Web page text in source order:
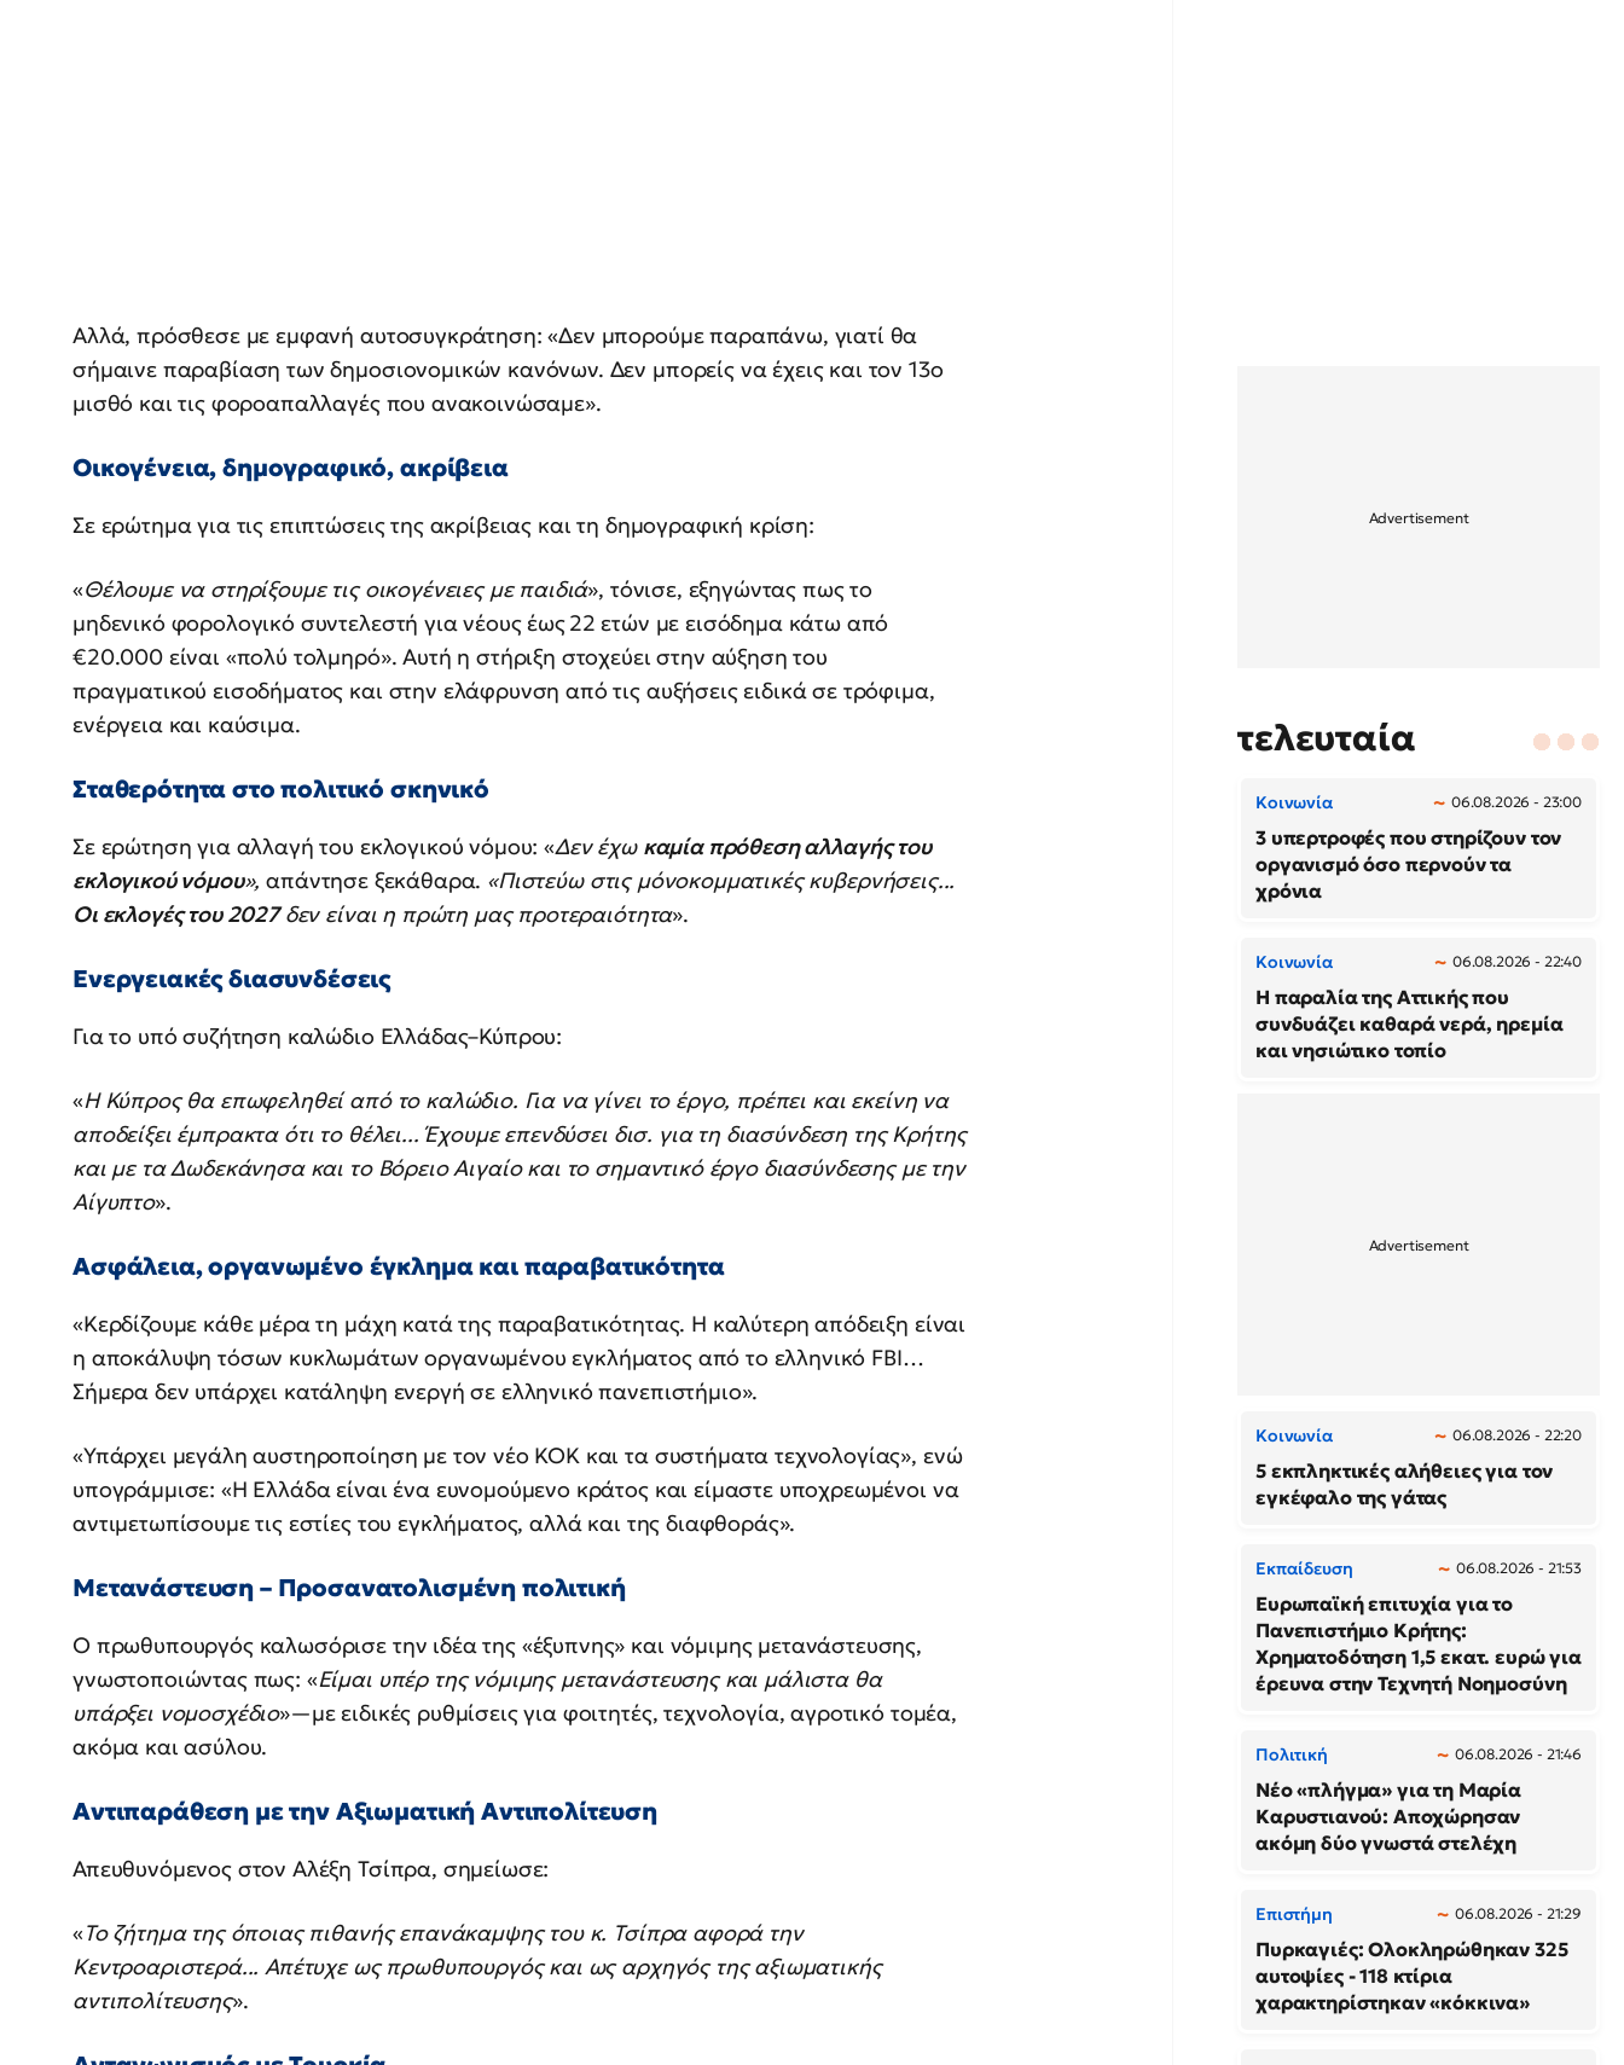
Αλλά, πρόσθεσε με εμφανή αυτοσυγκράτηση: «Δεν μπορούμε παραπάνω, γιατί θα
σήμαινε παραβίαση των δημοσιονομικών κανόνων. Δεν μπορείς να έχεις και τον 13ο
μισθό και τις φοροαπαλλαγές που ανακοινώσαμε».
Οικογένεια, δημογραφικό, ακρίβεια
Σε ερώτημα για τις επιπτώσεις της ακρίβειας και τη δημογραφική κρίση:
«Θέλουμε να στηρίξουμε τις οικογένειες με παιδιά», τόνισε, εξηγώντας πως το
μηδενικό φορολογικό συντελεστή για νέους έως 22 ετών με εισόδημα κάτω από
€20.000 είναι «πολύ τολμηρό». Αυτή η στήριξη στοχεύει στην αύξηση του
πραγματικού εισοδήματος και στην ελάφρυνση από τις αυξήσεις ειδικά σε τρόφιμα,
ενέργεια και καύσιμα.
Σταθερότητα στο πολιτικό σκηνικό
Σε ερώτηση για αλλαγή του εκλογικού νόμου: «Δεν έχω καμία πρόθεση αλλαγής του
εκλογικού νόμου»,απάντησε ξεκάθαρα. «Πιστεύω στις μόνοκομματικές κυβερνήσεις...
Οι εκλογές του 2027δεν είναι η πρώτη μας προτεραιότητα».
Ενεργειακές διασυνδέσεις
Για το υπό συζήτηση καλώδιο Ελλάδας–Κύπρου:
«Η Κύπρος θα επωφεληθεί από το καλώδιο. Για να γίνει το έργο, πρέπει και εκείνη να
αποδείξει έμπρακτα ότι το θέλει... Έχουμε επενδύσει δισ. για τη διασύνδεση της Κρήτης
και με τα Δωδεκάνησα και το Βόρειο Αιγαίο και το σημαντικό έργο διασύνδεσης με την
Αίγυπτο».
Ασφάλεια, οργανωμένο έγκλημα και παραβατικότητα
«Κερδίζουμε κάθε μέρα τη μάχη κατά της παραβατικότητας. Η καλύτερη απόδειξη είναι
η αποκάλυψη τόσων κυκλωμάτων οργανωμένου εγκλήματος από το ελληνικό FBI…
Σήμερα δεν υπάρχει κατάληψη ενεργή σε ελληνικό πανεπιστήμιο».
«Υπάρχει μεγάλη αυστηροποίηση με τον νέο ΚΟΚ και τα συστήματα τεχνολογίας», ενώ
υπογράμμισε: «Η Ελλάδα είναι ένα ευνομούμενο κράτος και είμαστε υποχρεωμένοι να
αντιμετωπίσουμε τις εστίες του εγκλήματος, αλλά και της διαφθοράς».
Μετανάστευση – Προσανατολισμένη πολιτική
Ο πρωθυπουργός καλωσόρισε την ιδέα της «έξυπνης» και νόμιμης μετανάστευσης,
γνωστοποιώντας πως: «Είμαι υπέρ της νόμιμης μετανάστευσης και μάλιστα θα
υπάρξει νομοσχέδιο»—με ειδικές ρυθμίσεις για φοιτητές, τεχνολογία, αγροτικό τομέα,
ακόμα και ασύλου.
Αντιπαράθεση με την Αξιωματική Αντιπολίτευση
Απευθυνόμενος στον Αλέξη Τσίπρα, σημείωσε:
«Το ζήτημα της όποιας πιθανής επανάκαμψης του κ. Τσίπρα αφορά την
Κεντροαριστερά... Απέτυχε ως πρωθυπουργός και ως αρχηγός της αξιωματικής
αντιπολίτευσης».
τελευταία
Κοινωνία 06.08.2026 - 23:00
3 υπερτροφές που στηρίζουν τον
οργανισμό όσο περνούν τα
χρόνια
Κοινωνία 06.08.2026 - 22:40
Η παραλία της Αττικής που
συνδυάζει καθαρά νερά, ηρεμία
και νησιώτικο τοπίο
Κοινωνία 06.08.2026 - 22:20
5 εκπληκτικές αλήθειες για τον
εγκέφαλο της γάτας
Εκπαίδευση 06.08.2026 - 21:53
Ευρωπαϊκή επιτυχία για το
Πανεπιστήμιο Κρήτης:
Χρηματοδότηση 1,5 εκατ. ευρώ για
έρευνα στην Τεχνητή Νοημοσύνη
Πολιτική 06.08.2026 - 21:46
Νέο «πλήγμα» για τη Μαρία
Καρυστιανού: Αποχώρησαν
ακόμη δύο γνωστά στελέχη
Επιστήμη 06.08.2026 - 21:29
Πυρκαγιές: Ολοκληρώθηκαν 325
αυτοψίες - 118 κτίρια
χαρακτηρίστηκαν «κόκκινα»